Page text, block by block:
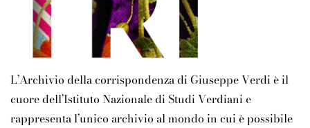
L’Archivio della corrispondenza di Giuseppe Verdi è il
cuore dell’Istituto Nazionale di Studi Verdiani e
rappresenta l’unico archivio al mondo in cui è possibile